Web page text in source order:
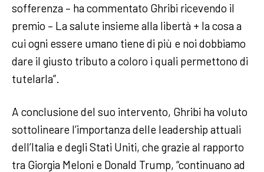
sofferenza – ha commentato Ghribi ricevendo il
premio – La salute insieme alla libertà + la cosa a
cui ogni essere umano tiene di più e noi dobbiamo
dare il giusto tributo a coloro i quali permettono di
tutelarla”.
A conclusione del suo intervento, Ghribi ha voluto
sottolineare l’importanza delle leadership attuali
dell’Italia e degli Stati Uniti, che grazie al rapporto
tra Giorgia Meloni e Donald Trump, “continuano ad